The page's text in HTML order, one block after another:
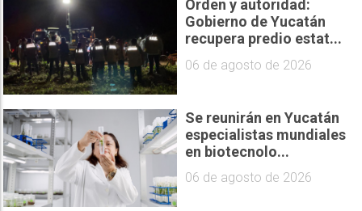
Orden y autoridad:
Gobierno de Yucatán
recupera predio estat...
06 de agosto de 2026
Se reunirán en Yucatán
especialistas mundiales
en biotecnolo...
06 de agosto de 2026